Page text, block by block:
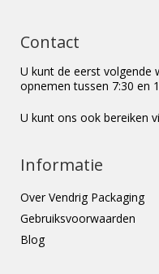
Contact
U kunt de eerst volgende
opnemen tussen 7:30 en
U kunt ons ook bereiken
Informatie
Over Vendrig Packaging
Gebruiksvoorwaarden
Blog